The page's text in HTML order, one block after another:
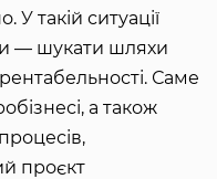
такій ситуації
— шукати шляхи
Саме
а також
проєкт